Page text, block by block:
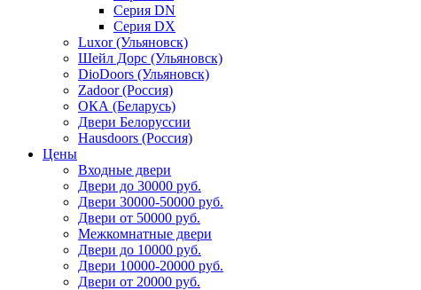
Серия DN
Серия DX
Luxor (Ульяновск)
Шейл Дорс (Ульяновск)
DioDoors (Ульяновск)
Zadoor (Россия)
ОКА (Беларусь)
Двери Белоруссии
Hausdoors (Россия)
Цены
Входные двери
Двери до 30000 руб.
Двери 30000-50000 руб.
Двери от 50000 руб.
Межкомнатные двери
Двери до 10000 руб.
Двери 10000-20000 руб.
Двери от 20000 руб.